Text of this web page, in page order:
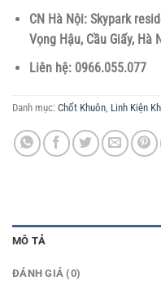
CN Hà Nội: Skypark
Vọng Hậu, Cầu Giấy, Hà
Liên hệ: 0966.055.077
Danh mục: Chốt Khuôn Linh Kiện
MÔ TẢ
ĐÁNH GIÁ (0)